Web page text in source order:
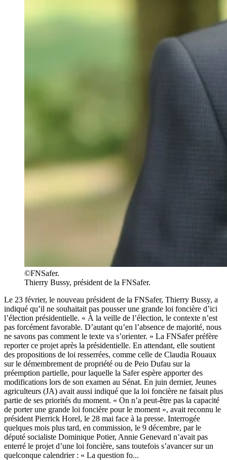
©FNSafer.
Thierry Bussy, président de la FNSafer.
Le 23 février, le nouveau président de la FNSafer, Thierry Bussy, a
indiqué qu’il ne souhaitait pas pousser une grande loi foncière d’ici
l’élection présidentielle. « À la veille de l’élection, le contexte n’est
pas forcément favorable. D’autant qu’en l’absence de majorité, nous
ne savons pas comment le texte va s’orienter. » La FNSafer préfère
reporter ce projet après la présidentielle. En attendant, elle soutient
des propositions de loi resserrées, comme celle de Claudia Rouaux
sur le démembrement de propriété ou de Peio Dufau sur la
préemption partielle, pour laquelle la Safer espère apporter des
modifications lors de son examen au Sénat. En juin dernier, Jeunes
agriculteurs (JA) avait aussi indiqué que la loi foncière ne faisait plus
partie de ses priorités du moment. « On n’a peut-être pas la capacité
de porter une grande loi foncière pour le moment », avait reconnu le
président Pierrick Horel, le 28 mai face à la presse. Interrogée
quelques mois plus tard, en commission, le 9 décembre, par le
député socialiste Dominique Potier, Annie Genevard n’avait pas
enterré le projet d’une loi foncière, sans toutefois s’avancer sur un
quelconque calendrier : « La question fo...